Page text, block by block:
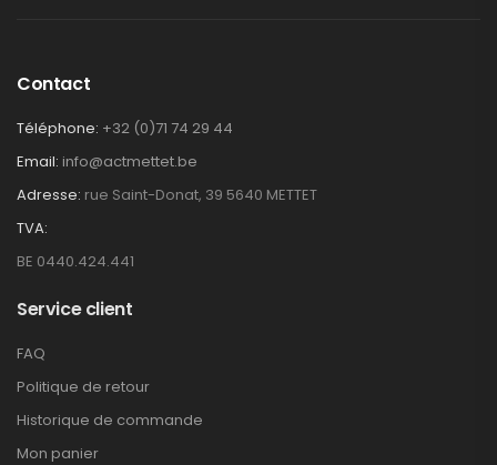
Contact
Téléphone: +32 (0)71 74 29 44
Email: info@actmettet.be
Adresse: rue Saint-Donat, 39 5640 METTET
TVA:
BE 0440.424.441
Service client
FAQ
Politique de retour
Historique de commande
Mon panier